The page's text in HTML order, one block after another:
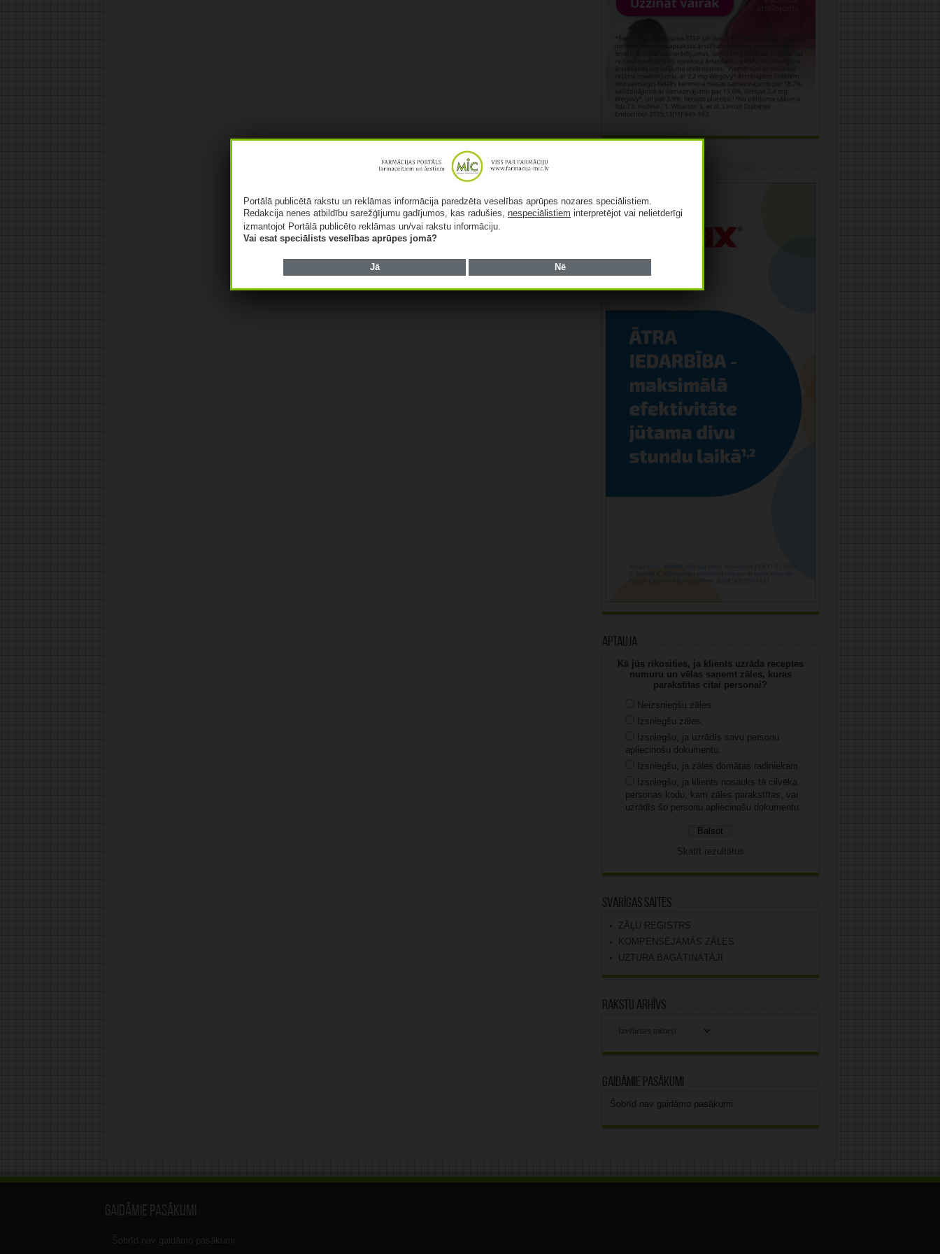
Aptauja
Kā jūs rīkosities, ja klients uzrāda receptes
numuru un vēlas saņemt zāles, kuras
parakstītas citai personai?
Neizsniegšu zāles.
Izsniegšu zāles.
Izsniegšu, ja uzrādīs savu personu
apliecinošu dokumentu.
Izsniegšu, ja zāles domātas radiniekam.
Izsniegšu, ja klients nosauks tā cilvēka
personas kodu, kam zāles parakstītas, vai
uzrādīs šo personu apliecinošu dokumentu.
Skatīt rezultātus
Svarīgas saites
ZĀĻU REĢISTRS
KOMPENSĒJAMĀS ZĀLES
UZTURA BAGĀTINĀTĀJI
Rakstu arhīvs
Gaidāmie pasākumi
Šobrīd nav gaidāmo pasākumi.
Gaidāmie pasākumi
Šobrīd nav gaidāmo pasākumi.
Portālā publicētā rakstu un reklāmas informācija paredzēta veselības aprūpes nozares speciālistiem.
Redakcija nenes atbildību sarežģījumu gadījumos, kas radušies,nespeciālistiem interpretējot vai nelietderīgi
izmantojot Portālā publicēto reklāmas un/vai rakstu informāciju.
Vai esat speciālists veselības aprūpes jomā?
Jā Nē